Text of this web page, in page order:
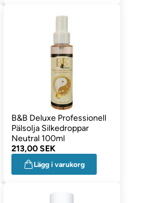
B&B Deluxe Professionell
Pälsolja Silkedroppar
Neutral 100ml
213,00 SEK
Lägg i varukorg